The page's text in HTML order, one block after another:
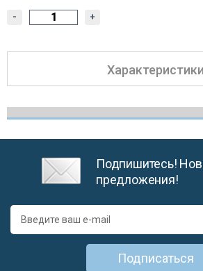
- +
Характеристики
Подпишитесь!
предложения!
Подписаться